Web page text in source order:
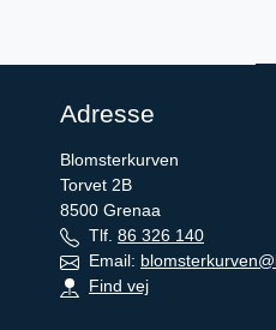
Adresse
Blomsterkurven
Torvet 2B
8500 Grenaa
Tlf. 86 326 140
Email:
Find vej